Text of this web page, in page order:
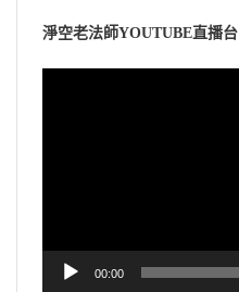
淨空老法師YOUTUBE直播台
00:00